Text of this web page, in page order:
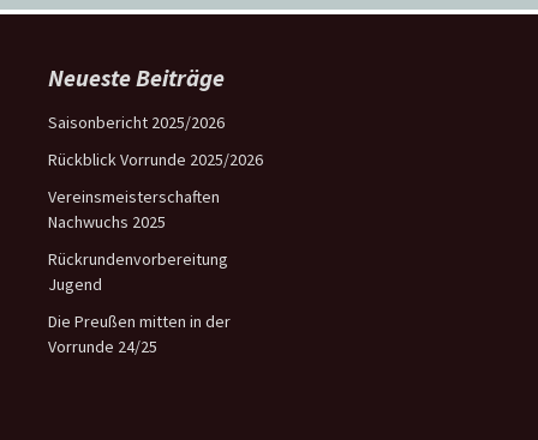
Neueste Beiträge
Saisonbericht 2025/2026
Rückblick Vorrunde 2025/2026
Vereinsmeisterschaften
Nachwuchs 2025
Rückrundenvorbereitung
Jugend
Die Preußen mitten in der
Vorrunde 24/25